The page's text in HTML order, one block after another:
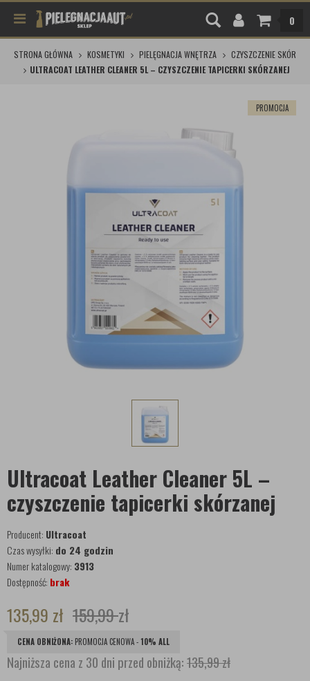
0
STRONA GŁÓWNA KOSMETYKI PIELĘGNACJA WNĘTRZA
CZYSZCZENIE SKÓR
ULTRACOAT LEATHER CLEANER 5L – CZYSZCZENIE TAPICERKI SKÓRZANEJ
PROMOCJA
Ultracoat Leather Cleaner 5L –
czyszczenie tapicerki skórzanej
Producent: Ultracoat
Czas wysyłki: do 24 godzin
Numer katalogowy: 3913
Dostępność: brak
135,99 zł 159,99zł
CENA OBNIŻONA: PROMOCJA CENOWA -10% ALL
Najniższa cena z 30 dni przed obniżką:135,99 zł